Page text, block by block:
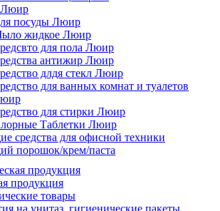
посуды Люир
жидкое Люир
для пола Люир
антижир Люир
длдя стекл Люир
для ванных комнат и туалетов
для стирки Люир
Таблетки Люир
средства для офисной техники
порошок/крем/паста
продукция
продукция
товары
на унитаз, гигиенические пакеты